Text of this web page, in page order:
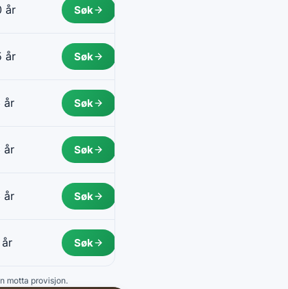
år Søk
år Søk
år Søk
år Søk
år Søk
Søk
motta provisjon.